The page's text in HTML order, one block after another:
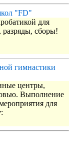
"FD"
для
разряды, сборы!
гимнастики
центры,
Выполнение
для